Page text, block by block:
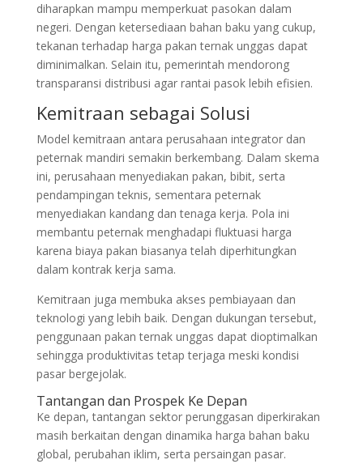
diharapkan mampu memperkuat pasokan dalam
negeri. Dengan ketersediaan bahan baku yang cukup,
tekanan terhadap harga pakan ternak unggas dapat
diminimalkan. Selain itu, pemerintah mendorong
transparansi distribusi agar rantai pasok lebih efisien.
Kemitraan sebagai Solusi
Model kemitraan antara perusahaan integrator dan
peternak mandiri semakin berkembang. Dalam skema
ini, perusahaan menyediakan pakan, bibit, serta
pendampingan teknis, sementara peternak
menyediakan kandang dan tenaga kerja. Pola ini
membantu peternak menghadapi fluktuasi harga
karena biaya pakan biasanya telah diperhitungkan
dalam kontrak kerja sama.
Kemitraan juga membuka akses pembiayaan dan
teknologi yang lebih baik. Dengan dukungan tersebut,
penggunaan pakan ternak unggas dapat dioptimalkan
sehingga produktivitas tetap terjaga meski kondisi
pasar bergejolak.
Tantangan dan Prospek Ke Depan
Ke depan, tantangan sektor perunggasan diperkirakan
masih berkaitan dengan dinamika harga bahan baku
global, perubahan iklim, serta persaingan pasar.